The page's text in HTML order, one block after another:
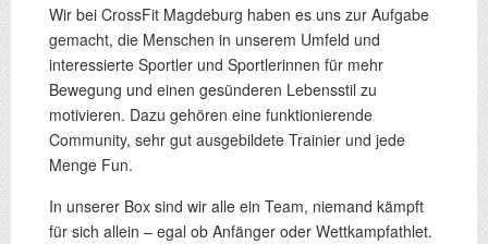
Wir bei CrossFit Magdeburg haben es uns zur Aufgabe
gemacht, die Menschen in unserem Umfeld und
interessierte Sportler und Sportlerinnen für mehr
Bewegung und einen gesünderen Lebensstil zu
motivieren. Dazu gehören eine funktionierende
Community, sehr gut ausgebildete Trainier und jede
Menge Fun.
In unserer Box sind wir alle ein Team, niemand kämpft
für sich allein – egal ob Anfänger oder Wettkampfathlet.